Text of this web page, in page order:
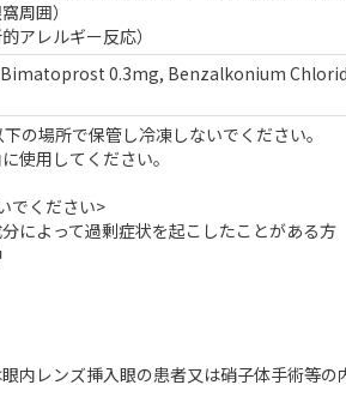
周囲）
アレルギー反応）
0.3mg, Benzalkonium
の場所で保管し冷凍しないでください。
使用してください。
でください>
によって過剰症状を起こしたことがある方
内レンズ挿入眼の患者又は硝子体手術等